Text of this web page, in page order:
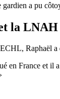
gardien a pu
la LNAH
Raphaël
en France et il